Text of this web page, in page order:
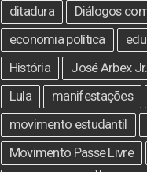
ditadura
Diálogos
economia política
História
José Arbex Jr.
Lula
manifestações
movimento estudantil
Movimento Passe Livre